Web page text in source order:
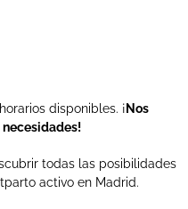
disponibles. ¡Nos
todas las posibilidades
activo en Madrid.